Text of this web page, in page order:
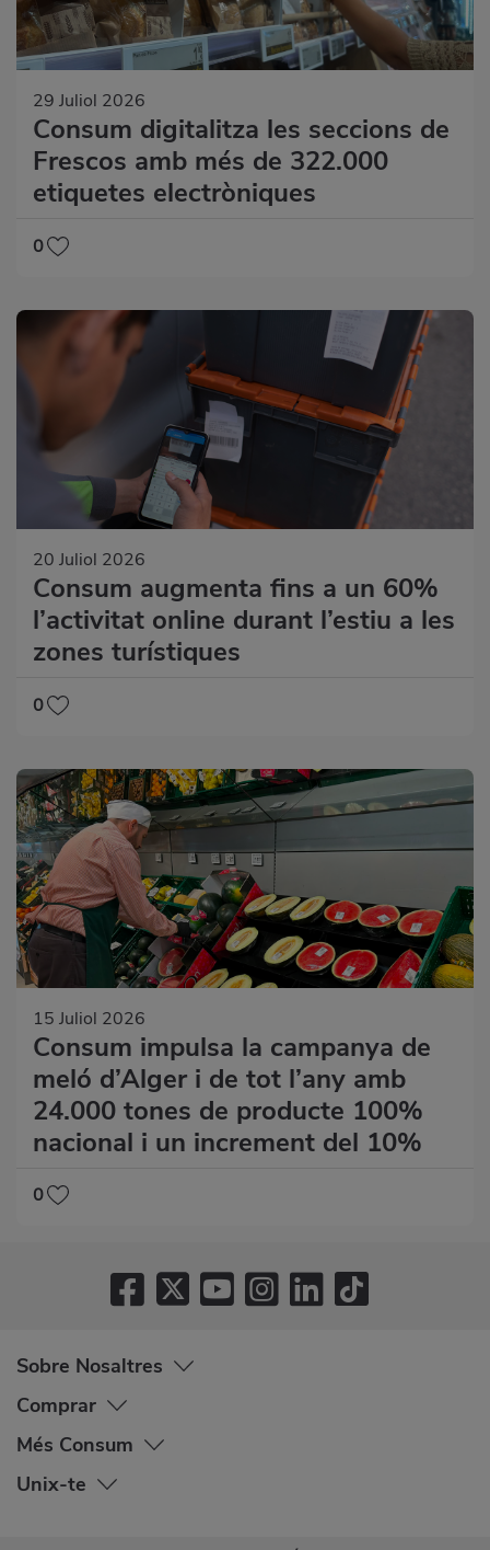
29 Juliol 2026
Consum digitalitza les seccions de
Frescos amb més de 322.000
etiquetes electròniques
0
20 Juliol 2026
Consum augmenta fins a un 60%
l’activitat online durant l’estiu a les
zones turístiques
0
15 Juliol 2026
Consum impulsa la campanya de
meló d’Alger i de tot l’any amb
24.000 tones de producte 100%
nacional i un increment del 10%
0
Sobre Nosaltres
Comprar
Més Consum
Unix-te